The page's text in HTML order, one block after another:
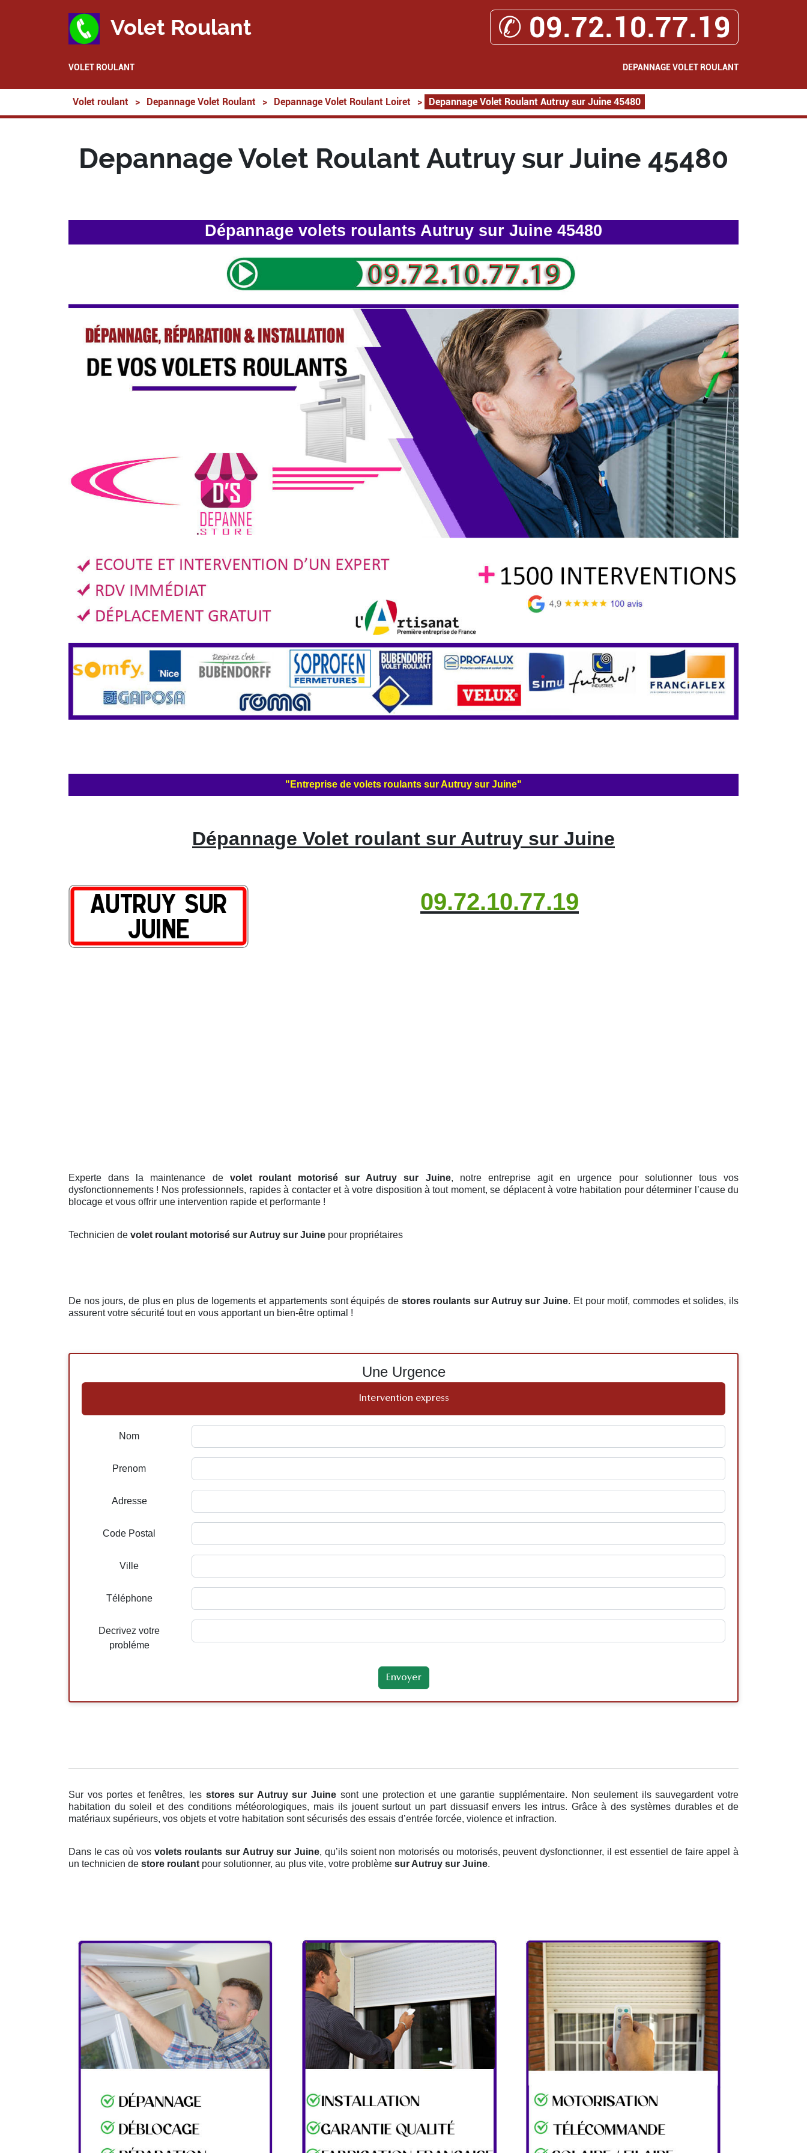
Volet Roulant ✆ 09.72.10.77.19
VOLET ROULANT DEPANNAGE VOLET ROULANT
Volet roulant > Depannage Volet Roulant > Depannage Volet Roulant Loiret > Depannage Volet Roulant Autruy sur Juine 45480
Depannage Volet Roulant Autruy sur Juine 45480
Dépannage volets roulants Autruy sur Juine 45480
"Entreprise de volets roulants sur Autruy sur Juine"
Dépannage Volet roulant sur Autruy sur Juine
09.72.10.77.19
Experte dans la maintenance de volet roulant motorisé sur Autruy sur Juine, notre entreprise agit en urgence pour solutionner tous vos
dysfonctionnements ! Nos professionnels, rapides à contacter et à votre disposition à tout moment, se déplacent à votre habitation pour déterminer l’cause du
blocage et vous offrir une intervention rapide et performante !
Technicien de volet roulant motorisé sur Autruy sur Juine pour propriétaires
De nos jours, de plus en plus de logements et appartements sont équipés de stores roulants sur Autruy sur Juine. Et pour motif, commodes et solides, ils
assurent votre sécurité tout en vous apportant un bien-être optimal !
Une Urgence
Intervention express
Nom
Prenom
Adresse
Code Postal
Ville
Téléphone
Decrivez votre
probléme
Sur vos portes et fenêtres, les stores sur Autruy sur Juine sont une protection et une garantie supplémentaire. Non seulement ils sauvegardent votre
habitation du soleil et des conditions météorologiques, mais ils jouent surtout un part dissuasif envers les intrus. Grâce à des systèmes durables et de
matériaux supérieurs, vos objets et votre habitation sont sécurisés des essais d’entrée forcée, violence et infraction.
Dans le cas où vos volets roulants sur Autruy sur Juine, qu’ils soient non motorisés ou motorisés, peuvent dysfonctionner, il est essentiel de faire appel à
un technicien de store roulant pour solutionner, au plus vite, votre problème sur Autruy sur Juine.